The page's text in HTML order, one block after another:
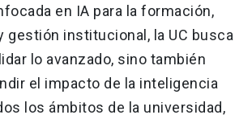
en IA para la formación,
gestión institucional, la UC busca
lo avanzado, sino también
el impacto de la inteligencia
los ámbitos de la universidad,